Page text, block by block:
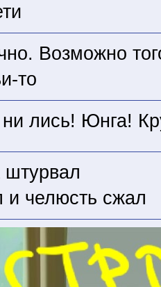
Возможно
то
лись! Юнга!
штурвал
челюсть сжал